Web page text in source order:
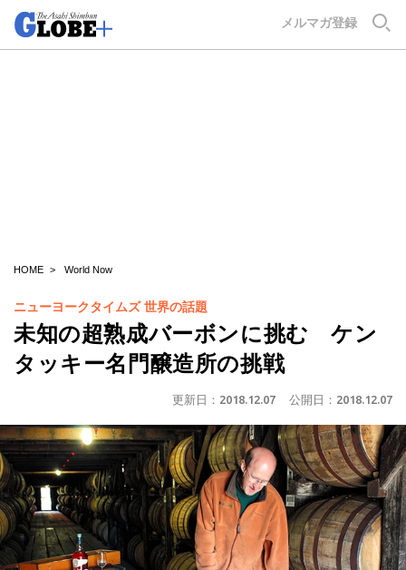
メルマガ登録
HOME World Now
ニューヨークタイムズ 世界の話題
未知の超熟成バーボンに挑む ケン
タッキー名門醸造所の挑戦
更新日： 2018.12.07 公開日： 2018.12.07